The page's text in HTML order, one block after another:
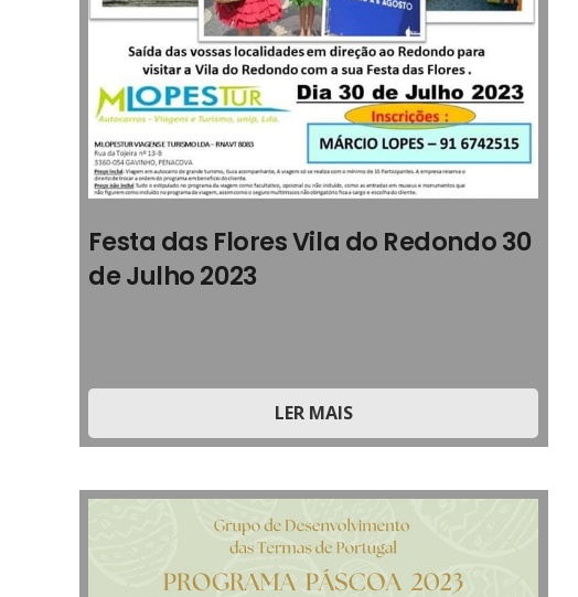
Festa das Flores Vila do Redondo 30
de Julho 2023
LER MAIS